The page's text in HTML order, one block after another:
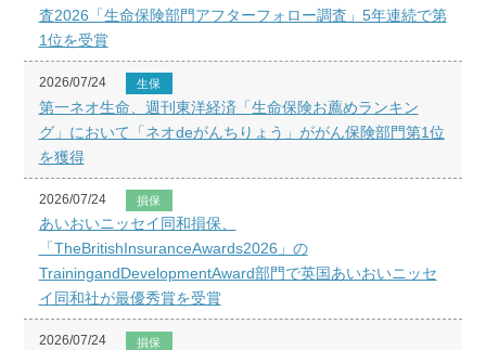
査2026「生命保険部門アフターフォロー調査」5年連続で第
1位を受賞
2026/07/24 生保
第一ネオ生命、週刊東洋経済「生命保険お薦めランキン
グ」において「ネオdeがんちりょう」ががん保険部門第1位
を獲得
2026/07/24 損保
あいおいニッセイ同和損保、
「TheBritishInsuranceAwards2026」の
TrainingandDevelopmentAward部門で英国あいおいニッセ
イ同和社が最優秀賞を受賞
2026/07/24 損保